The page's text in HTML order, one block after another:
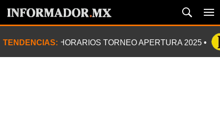
TENDENCIAS: HORARIOS TORNEO APERTURA 2025